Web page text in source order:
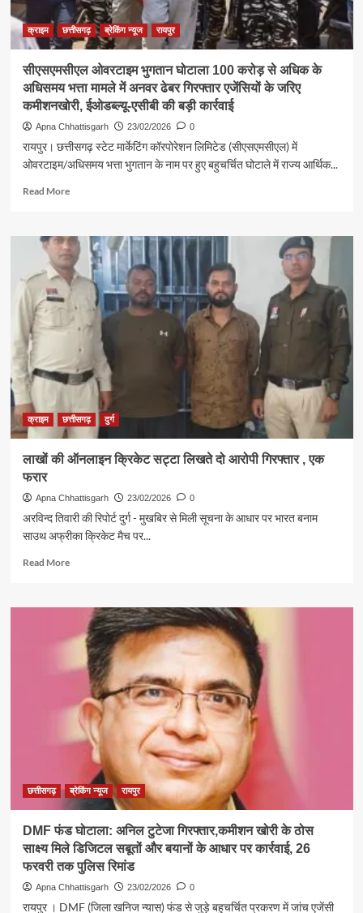
सौंपी
अहम
जिम्मेदारी,
क्षेत्र
का
बढ़ा
सियासी
कद
क्राइम छत्तीसगढ़ ब्रेकिंग न्यूज रायपुर
सीएसएमसीएल ओवरटाइम भुगतान घोटाला 100 करोड़ से अधिक के
अधिसमय भत्ता मामले में अनवर ढेबर गिरफ्तार एजेंसियों के जरिए
कमीशनखोरी, ईओडब्ल्यू-एसीबी की बड़ी कार्रवाई
Apna Chhattisgarh 23/02/2026 0
रायपुर। छत्तीसगढ़ स्टेट मार्केटिंग कॉरपोरेशन लिमिटेड (सीएसएमसीएल) में
ओवरटाइम/अधिसमय भत्ता भुगतान के नाम पर हुए बहुचर्चित घोटाले में राज्य आर्थिक...
Read MoreRead
सीएसएमसीएल
ओवरटाइम
भुगतान
घोटाला
100
करोड़
से
अधिसमय
भत्ता
में
ढेबर
गिरफ्तार
के
जरिए
कमीशनखोरी,
ईओडब्ल्यू-
एसीबी
कार्रवाई
क्राइम छत्तीसगढ़ दुर्ग
लाखों की ऑनलाइन क्रिकेट सट्टा लिखते दो आरोपी गिरफ्तार , एक
फरार
Apna Chhattisgarh 23/02/2026 0
अरविन्द तिवारी की रिपोर्ट दुर्ग - मुखबिर से मिली सूचना के आधार पर भारत बनाम
साउथ अफ्रीका क्रिकेट मैच पर...
Read MoreRead
लाखों
ऑनलाइन
क्रिकेट
सट्टा
लिखते
आरोपी
गिरफ्तार
,
छत्तीसगढ़ ब्रेकिंग न्यूज रायपुर
DMF फंड घोटाला: अनिल टुटेजा गिरफ्तार,कमीशन खोरी के ठोस
साक्ष्य मिले डिजिटल सबूतों और बयानों के आधार पर कार्रवाई, 26
फरवरी तक पुलिस रिमांड
Apna Chhattisgarh 23/02/2026 0
रायपुर । DMF (जिला खनिज न्यास) फंड से जुड़े बहुचर्चित प्रकरण में जांच एजेंसी